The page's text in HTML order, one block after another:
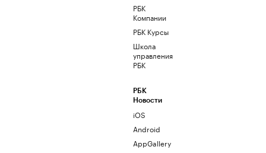
РБК
Компании
РБК Курсы
Школа
управления
РБК
РБК
Новости
iOS
Android
AppGallery